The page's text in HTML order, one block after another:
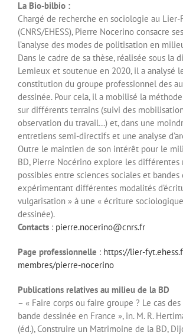
La Bio-bilbio :
Chargé de recherche en sociologie au Lier-
(CNRS/EHESS), Pierre Nocerino consacre
l’analyse des modes de politisation en
Dans le cadre de sa thèse, réalisée sous la
Lemieux et soutenue en 2020, il a analysé
constitution du groupe professionnel des
dessinée. Pour cela, il a mobilisé la
sur différents terrains (suivi des
observation du travail…) et, dans une
entretiens semi-directifs et une analyse
Outre le maintien de son intérêt pour le
BD, Pierre Nocérino explore les différentes
possibles entre sciences sociales et bandes
expérimentant différentes modalités
vulgarisation » à une « écriture
dessinée).
Contacts : pierre.nocerino@cnrs.fr
Page professionnelle : https://lier-
membres/pierre-nocerino
Publications relatives au milieu de la BD
– « Faire corps ou faire groupe ? Le cas
bande dessinée en France », in. M. R.
(éd.), Construire un Matrimoine de la BD,